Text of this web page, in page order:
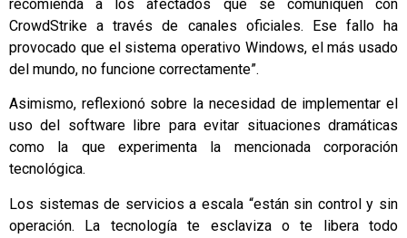
recomienda a los afectados que se comuniquen con
CrowdStrike a través de canales oficiales. Ese fallo ha
provocado que el sistema operativo Windows, el más usado
del mundo, no funcione correctamente”.
Asimismo, reflexionó sobre la necesidad de implementar el
uso del software libre para evitar situaciones dramáticas
como la que experimenta la mencionada corporación
tecnológica.
Los sistemas de servicios a escala “están sin control y sin
operación. La tecnología te esclaviza o te libera todo